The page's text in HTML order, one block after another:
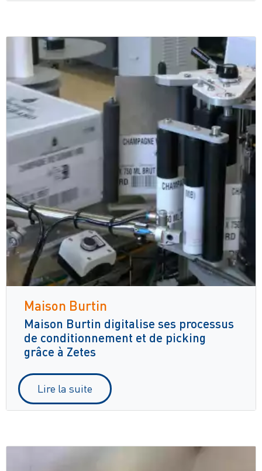
Maison Burtin
Maison Burtin digitalise ses processus
de conditionnement et de picking
grâce à Zetes
Lire la suite